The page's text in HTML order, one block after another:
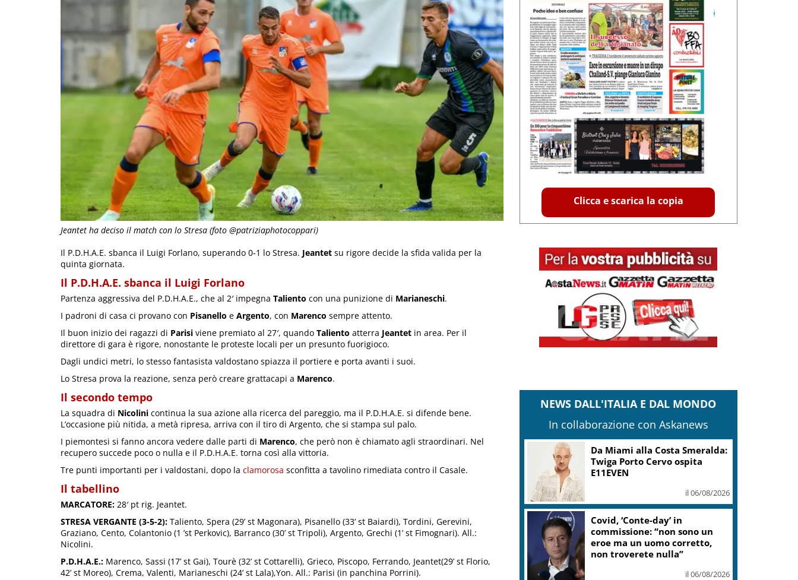
Jeantet ha deciso il match con lo Stresa (foto @patriziaphotocoppari)
Il P.D.H.A.E. sbanca il Luigi Forlano, superando 0-1 lo Stresa. Jeantet su rigore decide la sfida valida per la
quinta giornata.
Il P.D.H.A.E. sbanca il Luigi Forlano
Partenza aggressiva del P.D.H.A.E., che al 2′ impegna Taliento con una punizione di Marianeschi.
I padroni di casa ci provano con Pisanello e Argento, con Marenco sempre attento.
Il buon inizio dei ragazzi di Parisi viene premiato al 27′, quando Taliento atterra Jeantet in area. Per il
direttore di gara è rigore, nonostante le proteste locali per un presunto fuorigioco.
Dagli undici metri, lo stesso fantasista valdostano spiazza il portiere e porta avanti i suoi.
Lo Stresa prova la reazione, senza però creare grattacapi a Marenco.
Il secondo tempo
La squadra di Nicolini continua la sua azione alla ricerca del pareggio, ma il P.D.H.A.E. si difende bene.
L’occasione più nitida, a metà ripresa, arriva con il tiro di Argento, che si stampa sul palo.
I piemontesi si fanno ancora vedere dalle parti di Marenco, che però non è chiamato agli straordinari. Nel
recupero succede poco o nulla e il P.D.H.A.E. torna così alla vittoria.
Tre punti importanti per i valdostani, dopo la clamorosa sconfitta a tavolino rimediata contro il Casale.
Il tabellino
MARCATORE: 28′ pt rig. Jeantet.
STRESA VERGANTE (3-5-2): Taliento, Spera (29’ st Magonara), Pisanello (33’ st Baiardi), Tordini, Gerevini,
Graziano, Cento, Colantonio (1 ’st Perkovic), Barranco (30’ st Tripoli), Argento, Grechi (1’ st Fimognari). All.:
Nicolini.
P.D.H.A.E.: Marenco, Sassi (17’ st Gai), Tourè (32’ st Cottarelli), Grieco, Piscopo, Ferrando, Jeantet(29’ st Florio,
42’ st Moreo), Crema, Valenti, Marianeschi (24’ st Lala),Yon. All.: Parisi (in panchina Porrini).
Clicca e scarica la copia
NEWS DALL'ITALIA E DAL MONDO
In collaborazione con Askanews
Da Miami alla Costa Smeralda:
Twiga Porto Cervo ospita
E11EVEN
il 06/08/2026
Covid, ‘Conte-day’ in
commissione: “non sono un
eroe ma un uomo corretto,
non troverete nulla”
il 06/08/2026